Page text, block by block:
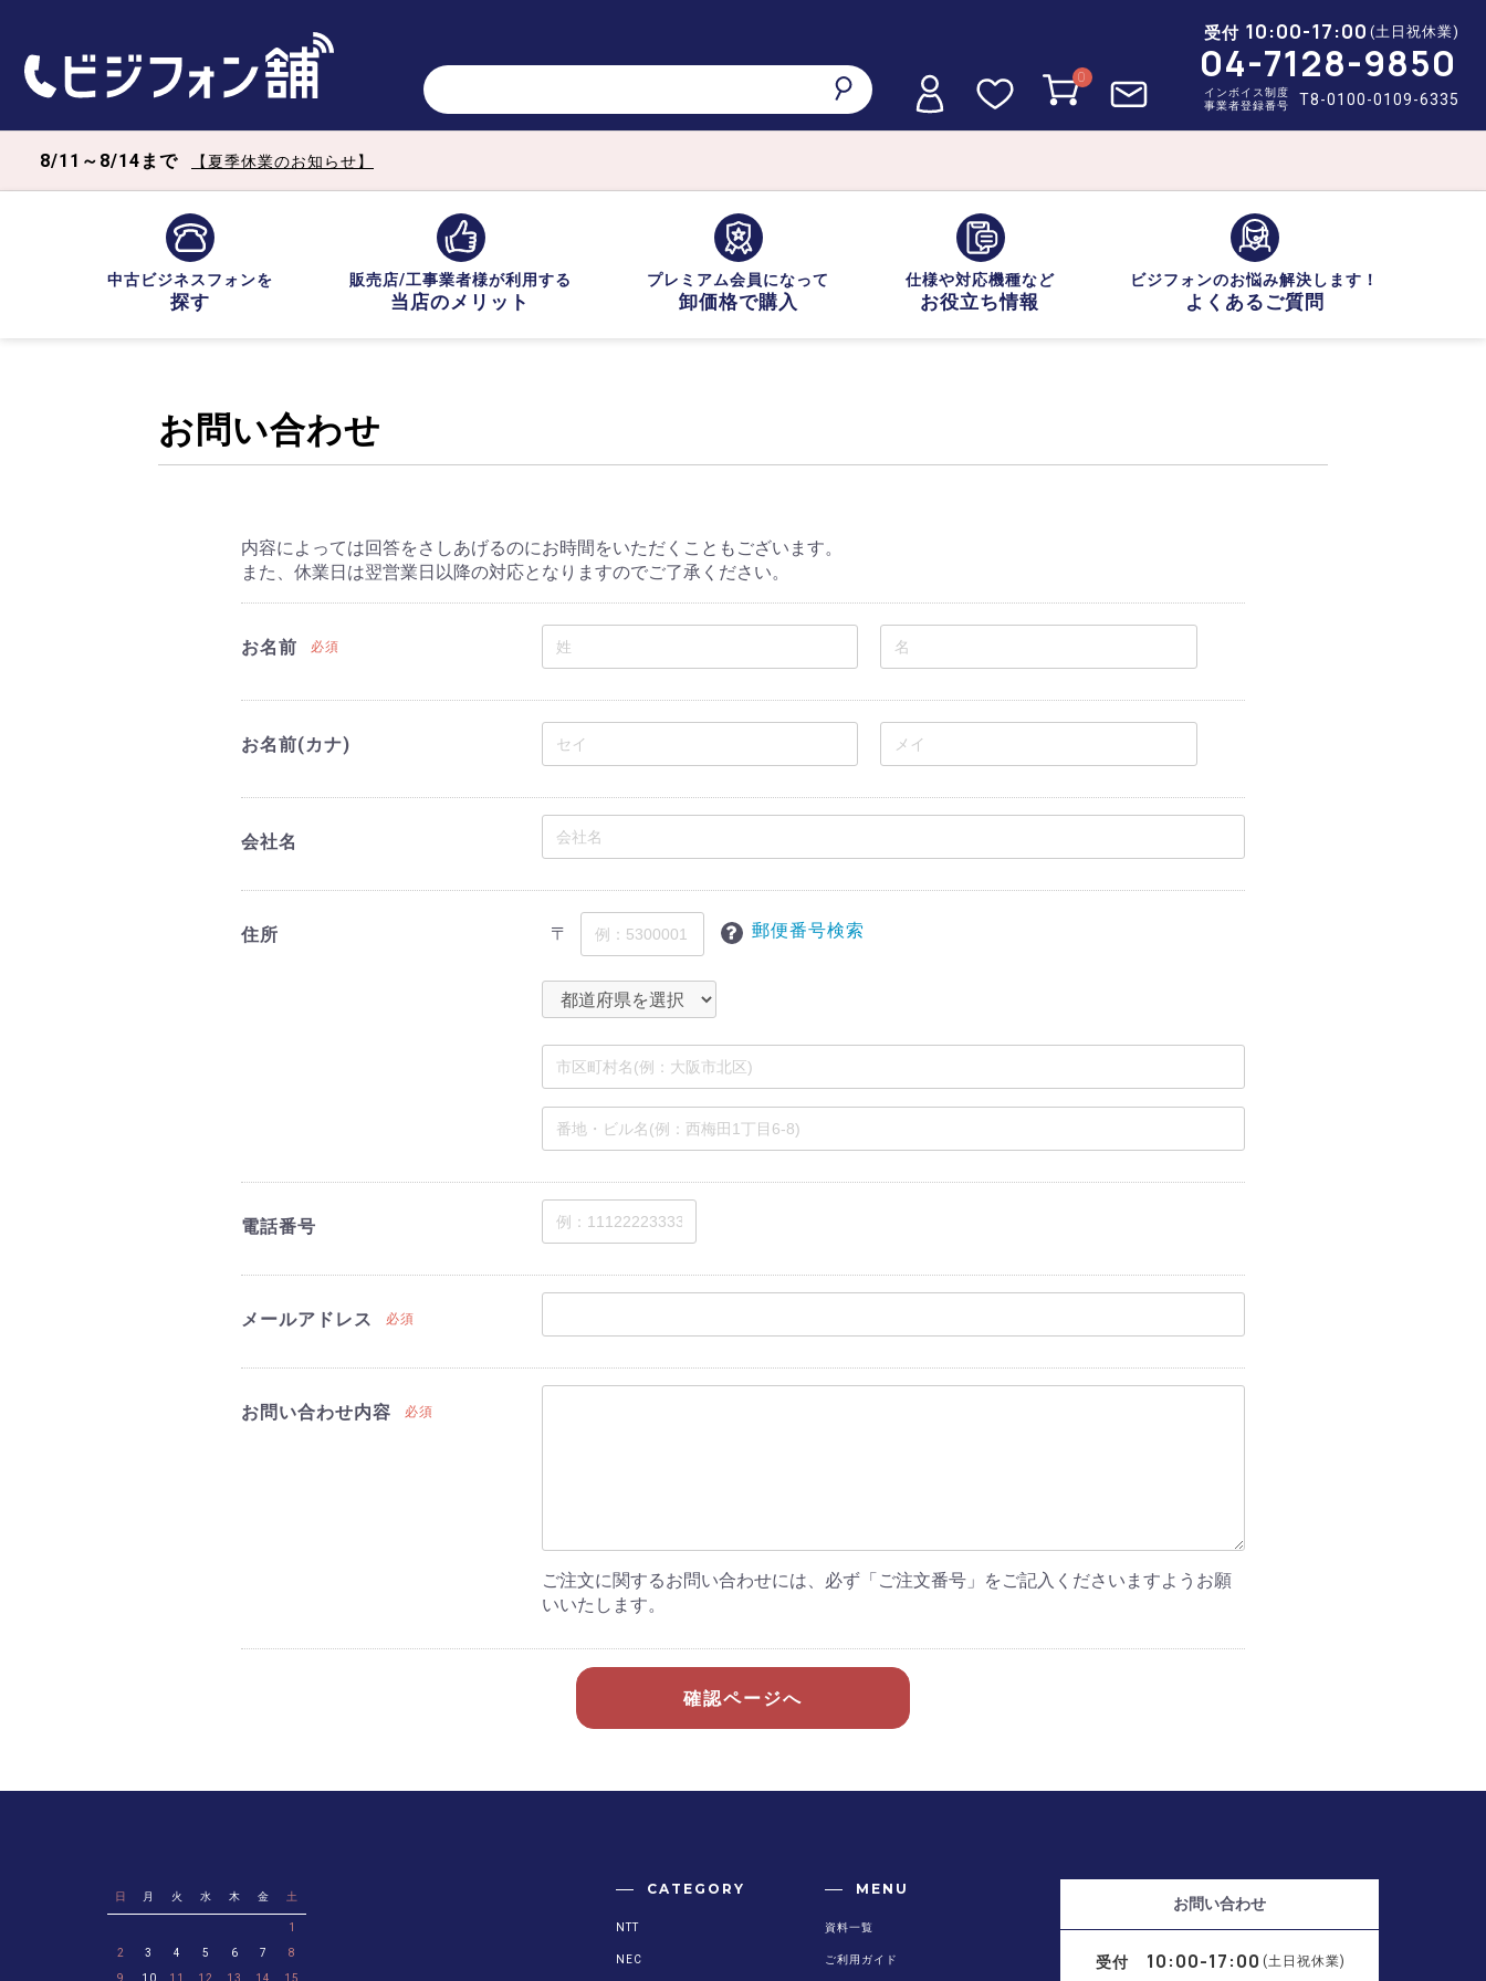
0
受付 10:00-17:00 (土日祝休業)
04-7128-9850
インボイス制度
事業者登録番号
T8-0100-0109-6335
8/11～8/14まで 【夏季休業のお知らせ】
中古ビジネスフォンを
探す
販売店/工事業者様が利用する
当店のメリット
プレミアム会員になって
卸価格で購入
仕様や対応機種など
お役立ち情報
ビジフォンのお悩み解決します！
よくあるご質問
お問い合わせ
内容によっては回答をさしあげるのにお時間をいただくこともございます。
また、休業日は翌営業日以降の対応となりますのでご了承ください。
お名前 必須
お名前(カナ)
会社名
住所 〒 郵便番号検索
電話番号
メールアドレス 必須
お問い合わせ内容 必須
ご注文に関するお問い合わせには、必ず「ご注文番号」をご記入くださいますようお願
いいたします。
確認ページへ
日 月 火 水 木 金 土
1
2 3 4 5 6 7 8
9 10 11 12 13 14 15
CATEGORY
NTT
NEC
MENU
資料一覧
ご利用ガイド
お問い合わせ
受付 10:00-17:00 (土日祝休業)